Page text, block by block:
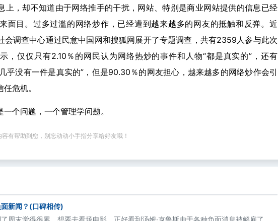
上，却不知道由于网络推手的干扰，网站、特别是商业网站提供的信息已经
面目。过多过滥的网络炒作，已经遭到越来越多的网友的抵触和反弹。近
会调查中心通过民意中国网和搜狐网展开了专题调查，共有2359人参与此次
，仅仅只有2.10％的网民认为网络热炒的事件和人物“都是真实的”，还有
乎没有一件是真实的”，但是90.30％的网友担心，越来越多的网络炒作会引
危机。
个问题，一个管理学问题。
容有帮助到您，别忘动动小手指分享给好友哦！
新闻？(口碑相传)
周末觉得很累，想要去看场电影，正好看到汤姆·克鲁斯由于各种负面消息被解雇了，